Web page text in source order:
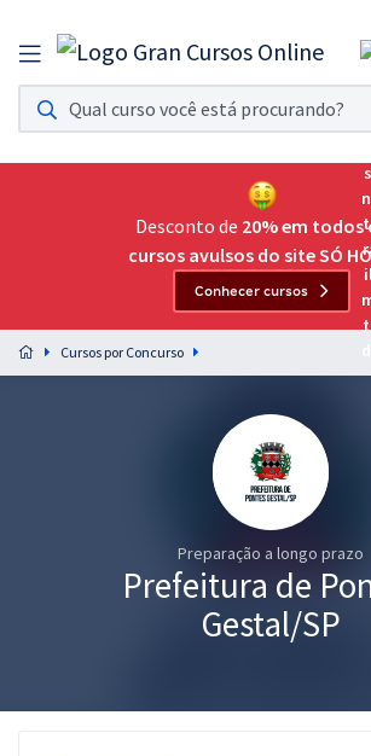
Assinatura Ilimitada 11
Acesso a todos os cursos. Teste grátis por 7 dias!
Assinatura OAB Até Passar
Acesso ilimitado a toda preparação para o Exame da
Preparação completa e intensiva para as principais
residências em saúde do Brasil
Desconto de 20% em todos
cursos avulsos do site SÓ
Conhecer cursos
Cursos por Concurso
Preparação a longo prazo
Prefeitura de
Gestal/SP